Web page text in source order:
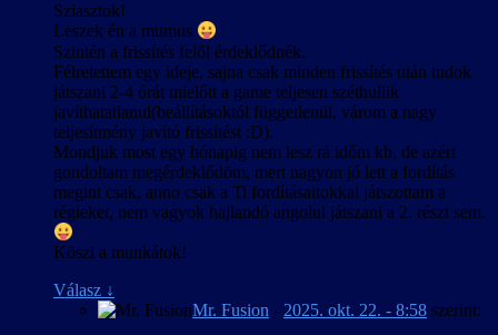
Sziasztok!
Leszek én a mumus
Szintén a frissítés felől érdeklődnék.
Félretettem egy ideje, sajna csak minden frissítés után tudok
játszani 2-4 órát mielőtt a game teljesen széthullik
javíthatatlanul(beállításoktól függetlenül, várom a nagy
teljesítmény javító frissítést :D).
Mondjuk most egy hónapig nem lesz rá időm kb, de azért
gondoltam megérdeklődöm, mert nagyon jó lett a fordítás
megint csak, anno csak a Ti fordításaitokkal játszottam a
régieket, nem vagyok hajlandó angolul játszani a 2. részt sem.
Köszi a munkátok!
Válasz ↓
Mr. Fusion - 2025. okt. 22. - 8:58 szerint: